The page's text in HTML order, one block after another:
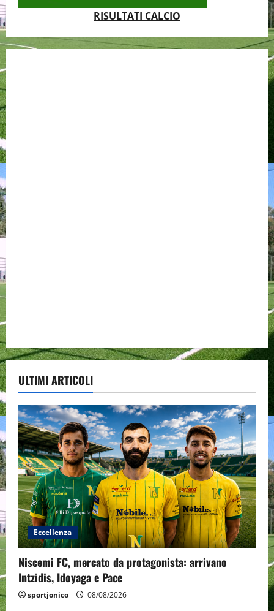
RISULTATI CALCIO
ULTIMI ARTICOLI
Eccellenza
Niscemi FC, mercato da protagonista: arrivano
Intzidis, Idoyaga e Pace
sportjonico 08/08/2026